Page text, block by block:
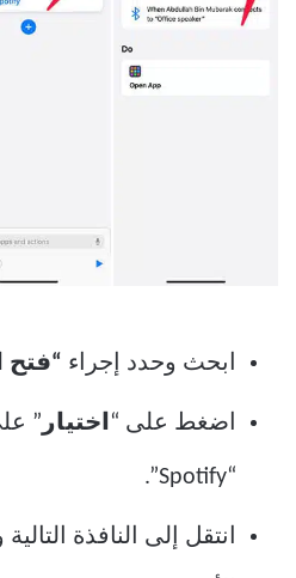
ابحث وحدد إجراء “فتح
اضغط على “اختيار ”
“Spotify”.
انتقل إلى النافذة